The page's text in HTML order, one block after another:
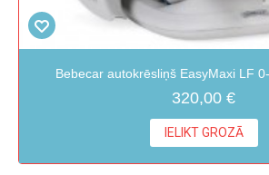
Bebecar autokrēsliņš EasyMaxi LF
320,00 €
IELIKT GROZĀ